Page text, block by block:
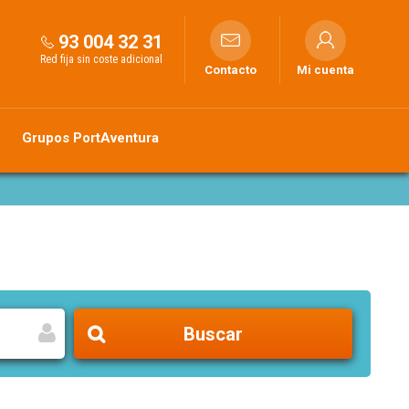
93 004 32 31
Red fija sin coste adicional
Contacto Mi cuenta
Grupos PortAventura
Buscar